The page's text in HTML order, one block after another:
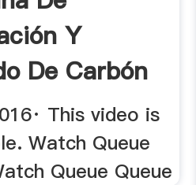
Y
De Carbón
YouTube
This video is
Watch Queue
Queue Queue